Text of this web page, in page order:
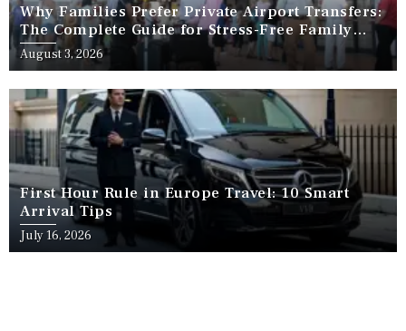
Why Families Prefer Private Airport Transfers:
The Complete Guide for Stress-Free Family
Travel
August 3, 2026
First Hour Rule in Europe Travel: 10 Smart
Arrival Tips
July 16, 2026